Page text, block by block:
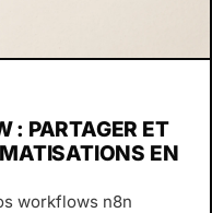
: PARTAGER ET
EN
workflows n8n